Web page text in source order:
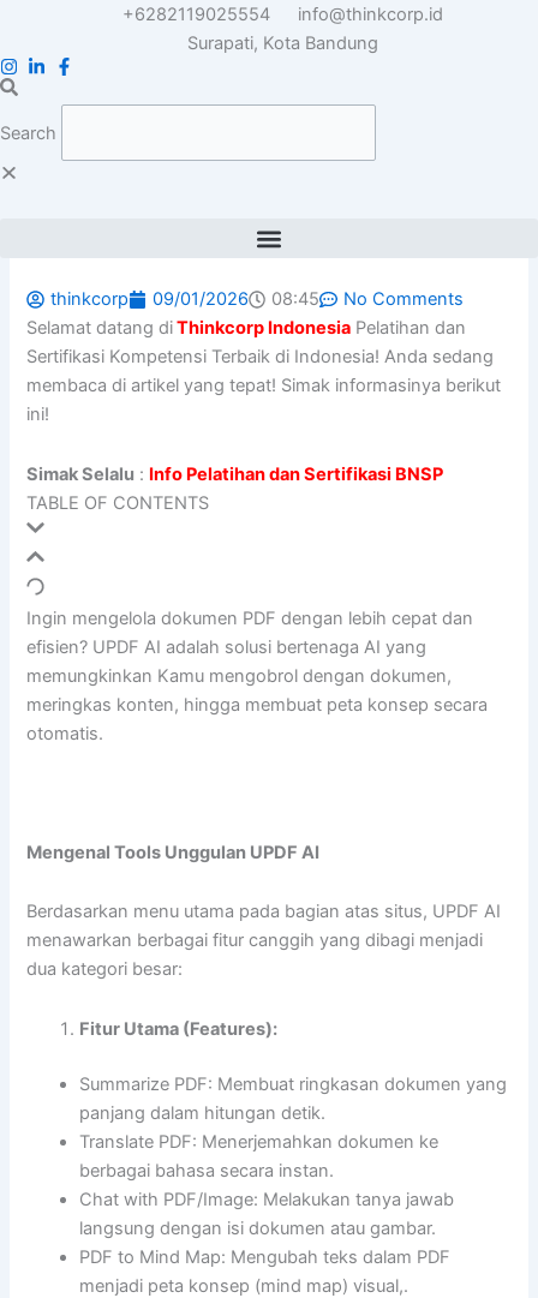
content
+6282119025554
info@thinkcorp.id
Surapati, Kota Bandung
Search
thinkcorp 09/01/2026 08:45
No Comments
Selamat datang diThinkcorp Indonesia Pelatihan dan
Sertifikasi Kompetensi Terbaik di Indonesia! Anda sedang
membaca di artikel yang tepat! Simak informasinya berikut
ini!
Simak Selalu : Info Pelatihan dan Sertifikasi BNSP
TABLE OF CONTENTS
Ingin mengelola dokumen PDF dengan lebih cepat dan
efisien? UPDF AI adalah solusi bertenaga AI yang
memungkinkan Kamu mengobrol dengan dokumen,
meringkas konten, hingga membuat peta konsep secara
otomatis.
Mengenal Tools Unggulan UPDF AI
Berdasarkan menu utama pada bagian atas situs, UPDF AI
menawarkan berbagai fitur canggih yang dibagi menjadi
dua kategori besar:
Fitur Utama (Features):
Summarize PDF: Membuat ringkasan dokumen yang
panjang dalam hitungan detik.
Translate PDF: Menerjemahkan dokumen ke
berbagai bahasa secara instan.
Chat with PDF/Image: Melakukan tanya jawab
langsung dengan isi dokumen atau gambar.
PDF to Mind Map: Mengubah teks dalam PDF
menjadi peta konsep (mind map) visual,.